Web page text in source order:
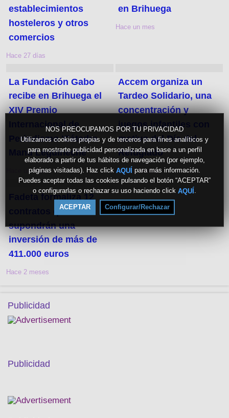
NOS PREOCUPAMOS POR TU PRIVACIDAD
Utilizamos cookies propias y de terceros para fines analíticos y
para mostrarte publicidad personalizada en base a un perfil
elaborado a partir de tus hábitos de navegación (por ejemplo,
páginas visitadas). Haz click AQUÍ para más información.
Puedes aceptar todas las cookies pulsando el botón “ACEPTAR”
o configurarlas o rechazar su uso haciendo click AQUÍ .
ACEPTAR Configurar/Rechazar
establecimientos
hosteleros y otros
comercios
Hace 27 días
en Brihuega
Hace un mes
La Fundación Gabo
recibe en Brihuega el
XIV Premio
Internacional de
Periodismo 'Cátedra
Manu Leguineche'
Hace un mes
Accem organiza un
Tardeo Solidario, una
concentración y
juegos infantiles con
motivo del Día del
Refugiado
Hace 2 meses
Fadeta formaliza 12
contratos que
supondrán una
inversión de más de
411.000 euros
Hace 2 meses
Publicidad
Publicidad